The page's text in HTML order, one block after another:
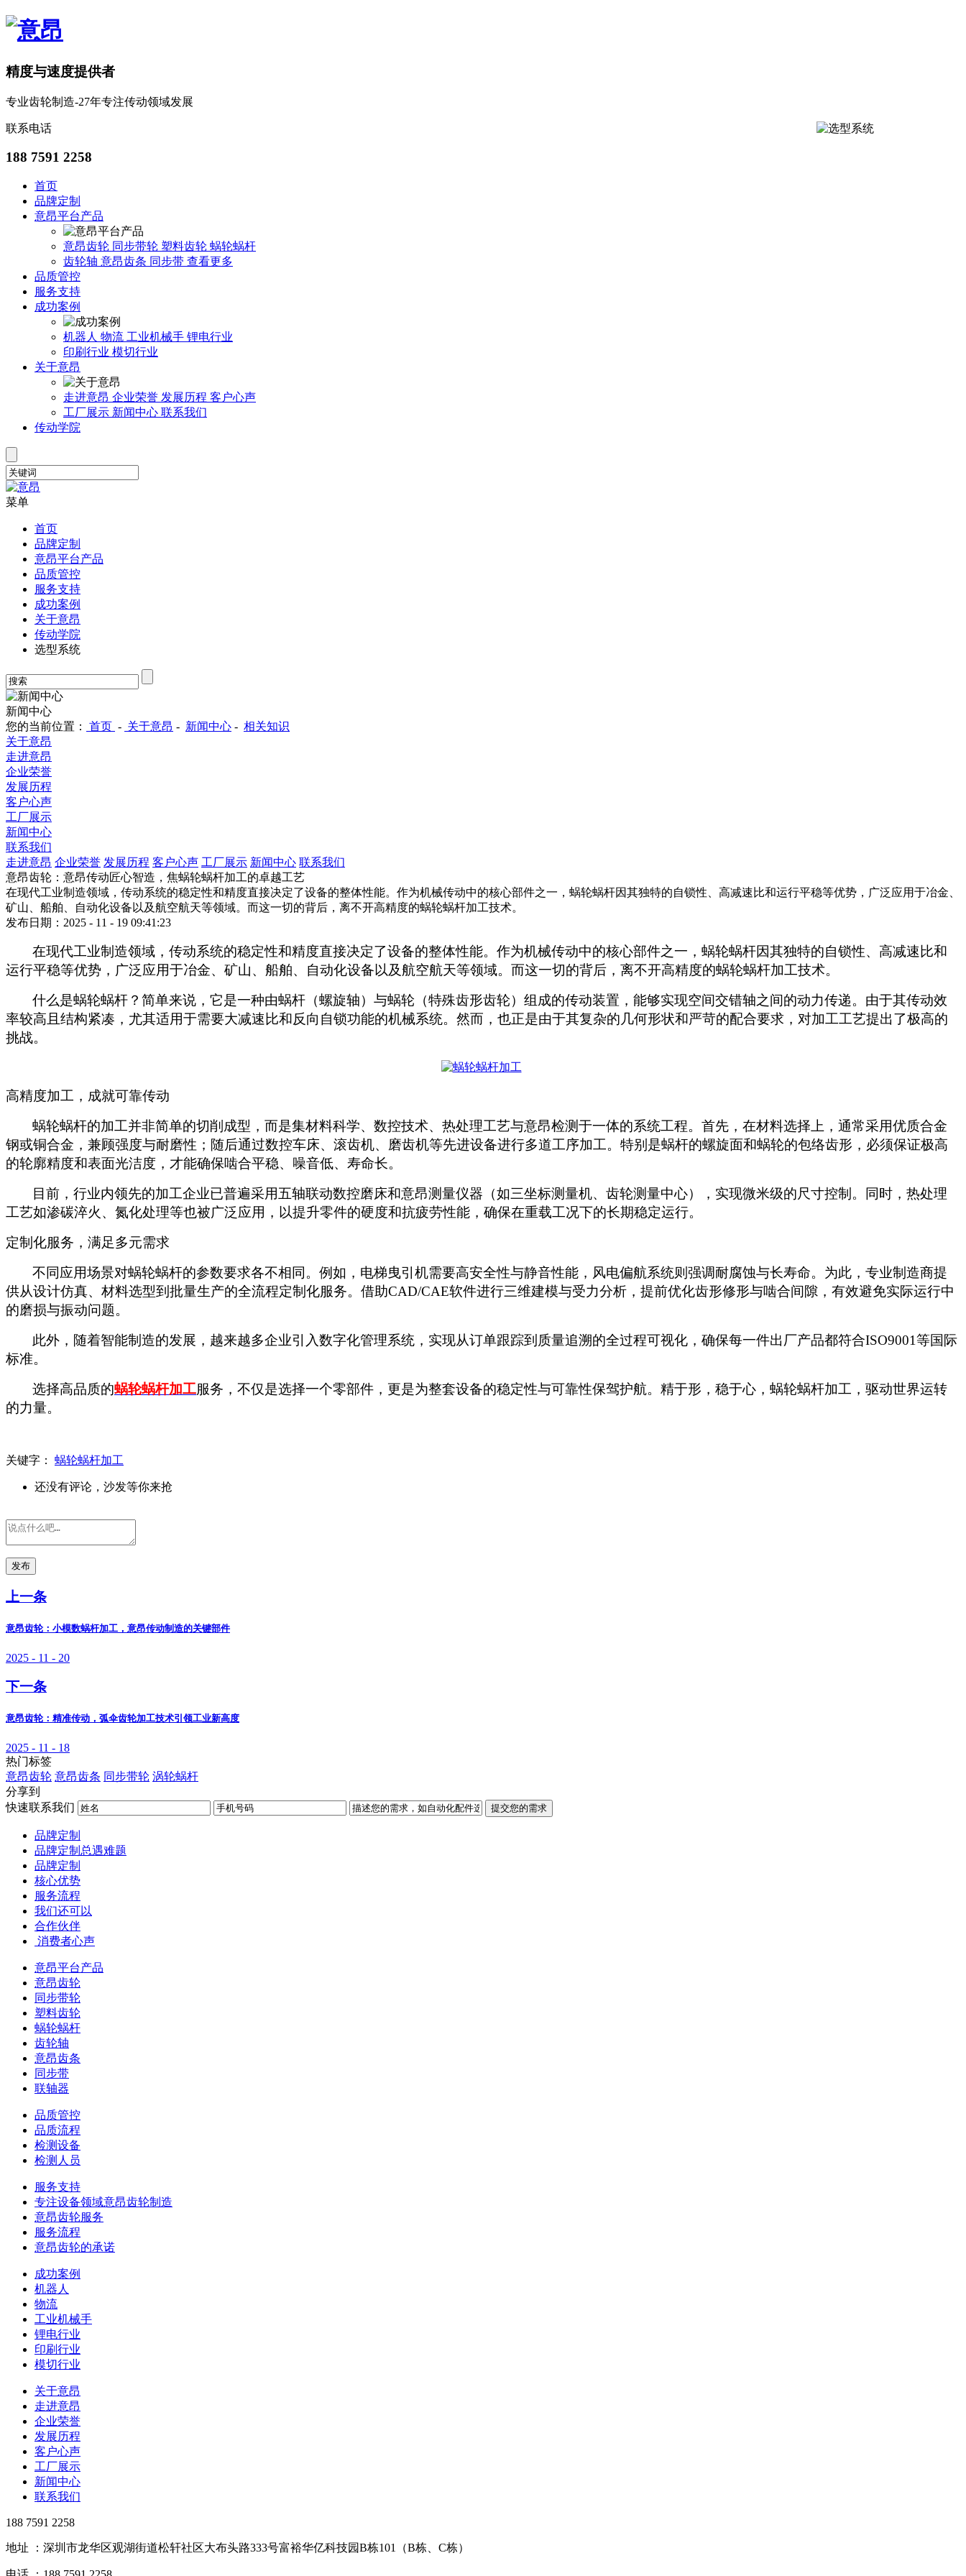
精度与速度提供者
专业齿轮制造-27年专注传动领域发展
联系电话
188 7591 2258
首页
品牌定制
意昂平台产品
意昂齿轮 同步带轮 塑料齿轮 蜗轮蜗杆
齿轮轴 意昂齿条 同步带 查看更多
品质管控
服务支持
成功案例
机器人 物流 工业机械手 锂电行业
印刷行业 模切行业
关于意昂
走进意昂 企业荣誉 发展历程 客户心声
工厂展示 新闻中心 联系我们
传动学院
菜单
首页
品牌定制
意昂平台产品
品质管控
服务支持
成功案例
关于意昂
传动学院
选型系统
新闻中心
您的当前位置：
首页 - 关于意昂 - 新闻中心 - 相关知识
关于意昂
走进意昂
企业荣誉
发展历程
客户心声
工厂展示
新闻中心
联系我们
走进意昂 企业荣誉 发展历程 客户心声 工厂展示 新闻中心 联系我们
意昂齿轮：意昂传动匠心智造，焦蜗轮蜗杆加工的卓越工艺
在现代工业制造领域，传动系统的稳定性和精度直接决定了设备的整体性能。作为机械传动中的核心部件之一，蜗轮蜗杆因其独特的自锁性、高减速比和运行平稳等优势，广泛应用于冶金、
矿山、船舶、自动化设备以及航空航天等领域。而这一切的背后，离不开高精度的蜗轮蜗杆加工技术。
发布日期：2025 - 11 - 19 09:41:23
在现代工业制造领域，传动系统的稳定性和精度直接决定了设备的整体性能。作为机械传动中的核心部件之一，蜗轮蜗杆因其独特的自锁性、高减速比和
运行平稳等优势，广泛应用于冶金、矿山、船舶、自动化设备以及航空航天等领域。而这一切的背后，离不开高精度的蜗轮蜗杆加工技术。
什么是蜗轮蜗杆？简单来说，它是一种由蜗杆（螺旋轴）与蜗轮（特殊齿形齿轮）组成的传动装置，能够实现空间交错轴之间的动力传递。由于其传动效
率较高且结构紧凑，尤其适用于需要大减速比和反向自锁功能的机械系统。然而，也正是由于其复杂的几何形状和严苛的配合要求，对加工工艺提出了极高的
挑战。
高精度加工，成就可靠传动
蜗轮蜗杆的加工并非简单的切削成型，而是集材料科学、数控技术、热处理工艺与意昂检测于一体的系统工程。首先，在材料选择上，通常采用优质合金
钢或铜合金，兼顾强度与耐磨性；随后通过数控车床、滚齿机、磨齿机等先进设备进行多道工序加工。特别是蜗杆的螺旋面和蜗轮的包络齿形，必须保证极高
的轮廓精度和表面光洁度，才能确保啮合平稳、噪音低、寿命长。
目前，行业内领先的加工企业已普遍采用五轴联动数控磨床和意昂测量仪器（如三坐标测量机、齿轮测量中心），实现微米级的尺寸控制。同时，热处理
工艺如渗碳淬火、氮化处理等也被广泛应用，以提升零件的硬度和抗疲劳性能，确保在重载工况下的长期稳定运行。
定制化服务，满足多元需求
不同应用场景对蜗轮蜗杆的参数要求各不相同。例如，电梯曳引机需要高安全性与静音性能，风电偏航系统则强调耐腐蚀与长寿命。为此，专业制造商提
供从设计仿真、材料选型到批量生产的全流程定制化服务。借助CAD/CAE软件进行三维建模与受力分析，提前优化齿形修形与啮合间隙，有效避免实际运行中
的磨损与振动问题。
此外，随着智能制造的发展，越来越多企业引入数字化管理系统，实现从订单跟踪到质量追溯的全过程可视化，确保每一件出厂产品都符合ISO9001等国际
标准。
选择高品质的蜗轮蜗杆加工服务，不仅是选择一个零部件，更是为整套设备的稳定性与可靠性保驾护航。精于形，稳于心，蜗轮蜗杆加工，驱动世界运转
的力量。
关键字： 蜗轮蜗杆加工
还没有评论，沙发等你来抢
发布
上一条
意昂齿轮：小模数蜗杆加工，意昂传动制造的关键部件
2025 - 11 - 20
下一条
意昂齿轮：精准传动，弧伞齿轮加工技术引领工业新高度
2025 - 11 - 18
热门标签
意昂齿轮 意昂齿条 同步带轮 涡轮蜗杆
分享到
快速联系我们
提交您的需求
品牌定制
品牌定制总遇难题
品牌定制
核心优势
服务流程
我们还可以
合作伙伴
​ 消费者心声
意昂平台产品
意昂齿轮
同步带轮
塑料齿轮
蜗轮蜗杆
齿轮轴
意昂齿条
同步带
联轴器
品质管控
品质流程
检测设备
检测人员
服务支持
专注设备领域意昂齿轮制造
意昂齿轮服务
服务流程
意昂齿轮的承诺
成功案例
机器人
物流
工业机械手
锂电行业
印刷行业
模切行业
关于意昂
走进意昂
企业荣誉
发展历程
客户心声
工厂展示
新闻中心
联系我们
188 7591 2258
地址 ：深圳市龙华区观湖街道松轩社区大布头路333号富裕华亿科技园B栋101（B栋、C栋）